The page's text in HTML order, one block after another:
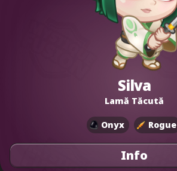
Silva
Lamă Tăcută
Onyx Rogue
Info